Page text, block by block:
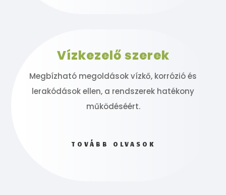
Vízkezelő szerek
Megbízható megoldások vízkő, korrózió és
lerakódások ellen, a rendszerek hatékony
működéséért.
TOVÁBB OLVASOK